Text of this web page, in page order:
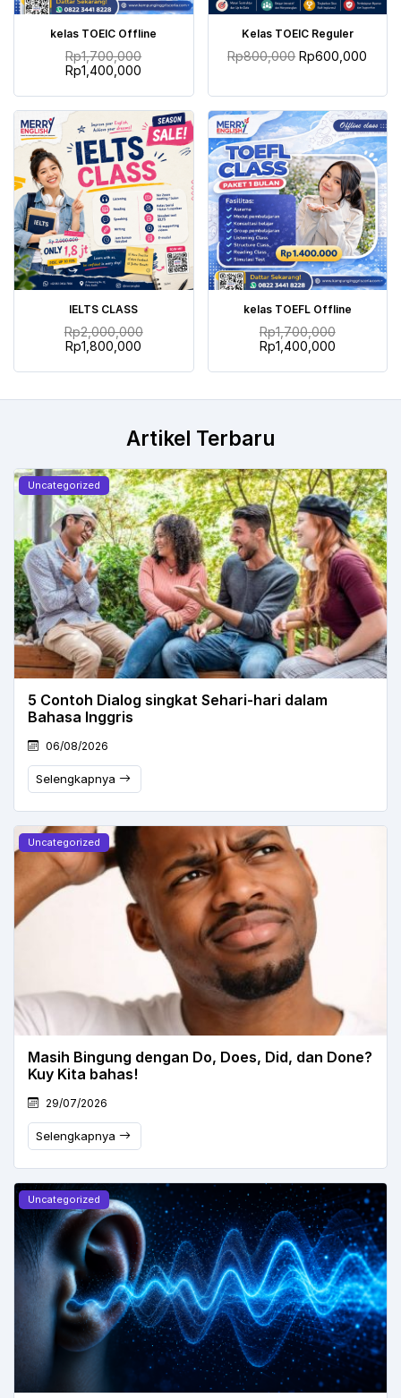
TAMBAH KE KERANJANG
kelas TOEIC Offline
Rp1,700,000
Rp1,400,000
TAMBAH KE KERANJANG
Kelas TOEIC Reguler
Rp800,000 Rp600,000
TAMBAH KE KERANJANG
IELTS CLASS
Rp2,000,000
Rp1,800,000
TAMBAH KE KERANJANG
kelas TOEFL Offline
Rp1,700,000
Rp1,400,000
Artikel Terbaru
Uncategorized
5 Contoh Dialog singkat Sehari-hari dalam
Bahasa Inggris
06/08/2026
Selengkapnya
Uncategorized
Masih Bingung dengan Do, Does, Did, dan Done?
Kuy Kita bahas!
29/07/2026
Selengkapnya
Uncategorized